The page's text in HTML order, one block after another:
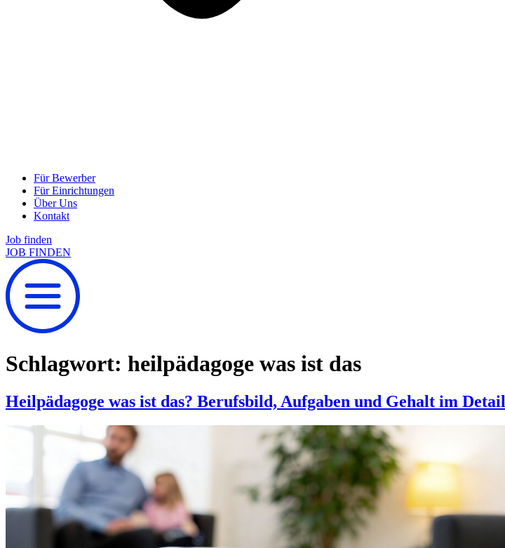
Für Bewerber
Für Einrichtungen
Über Uns
Kontakt
Job finden
JOB FINDEN
Schlagwort: heilpädagoge was ist das
Heilpädagoge was ist das? Berufsbild, Aufgaben und Gehalt im Detail